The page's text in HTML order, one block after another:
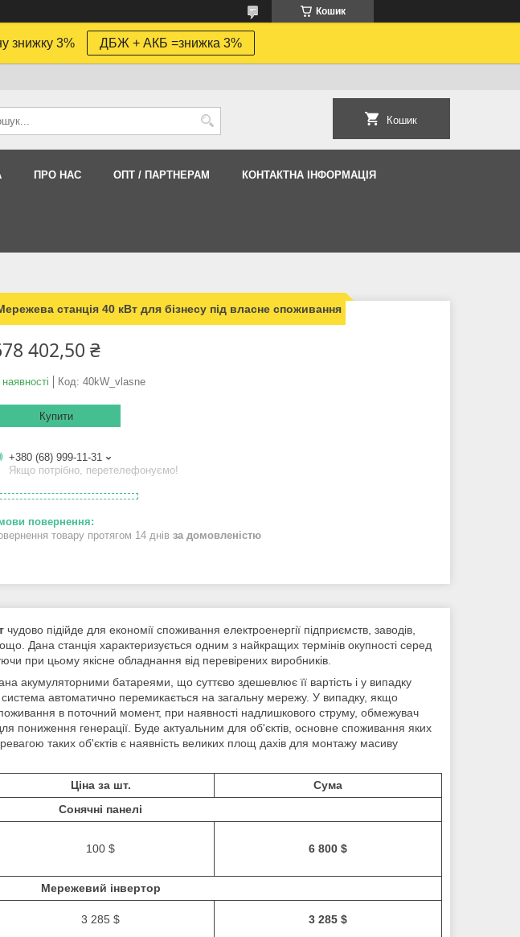
Кошик
знижку 3% ДБЖ + АКБ =знижка 3%
Кошик
ПРО НАС ОПТ / ПАРТНЕРАМ КОНТАКТНА ІНФОРМАЦІЯ
станція 40 кВт для бізнесу під власне споживання
402,50 ₴
Код: 40kW_vlasne
Купити
+380 (68) 999-11-31
Якщо потрібно, перетелефонуємо!
товару протягом 14 днів за домовленістю
чудово підійде для економії споживання електроенергії підприємств, заводів,
Дана станція характеризується одним з найкращих термінів окупності серед
при цьому якісне обладнання від перевірених виробників.
акумуляторними батареями, що суттєво здешевлює її вартість і у випадку
система автоматично перемикається на загальну мережу. У випадку, якщо
в поточний момент, при наявності надлишкового струму, обмежувач
пониження генерації. Буде актуальним для об'єктів, основне споживання яких
таких об'єктів є наявність великих площ дахів для монтажу масиву
Ціна за шт.
Сума
Сонячні панелі
100 $ 6 800 $
Мережевий інвертор
3 285 $ 3 285 $